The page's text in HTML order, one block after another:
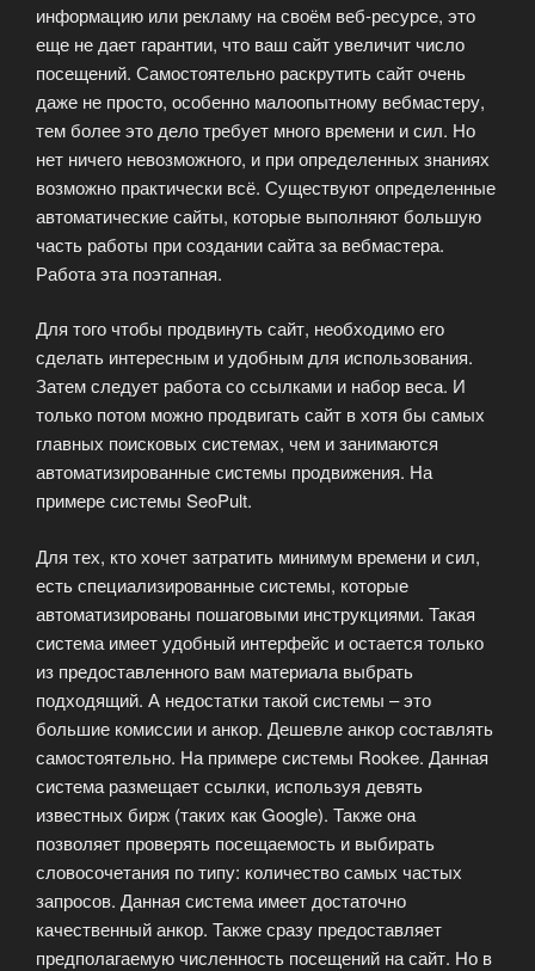
информацию или рекламу на своём веб-ресурсе, это
еще не дает гарантии, что ваш сайт увеличит число
посещений. Самостоятельно раскрутить сайт очень
даже не просто, особенно малоопытному вебмастеру,
тем более это дело требует много времени и сил. Но
нет ничего невозможного, и при определенных знаниях
возможно практически всё. Существуют определенные
автоматические сайты, которые выполняют большую
часть работы при создании сайта за вебмастера.
Работа эта поэтапная.
Для того чтобы продвинуть сайт, необходимо его
сделать интересным и удобным для использования.
Затем следует работа со ссылками и набор веса. И
только потом можно продвигать сайт в хотя бы самых
главных поисковых системах, чем и занимаются
автоматизированные системы продвижения. На
примере системы SeoPult.
Для тех, кто хочет затратить минимум времени и сил,
есть специализированные системы, которые
автоматизированы пошаговыми инструкциями. Такая
система имеет удобный интерфейс и остается только
из предоставленного вам материала выбрать
подходящий. А недостатки такой системы – это
большие комиссии и анкор. Дешевле анкор составлять
самостоятельно. На примере системы Rookee. Данная
система размещает ссылки, используя девять
известных бирж (таких как Google). Также она
позволяет проверять посещаемость и выбирать
словосочетания по типу: количество самых частых
запросов. Данная система имеет достаточно
качественный анкор. Также сразу предоставляет
предполагаемую численность посещений на сайт. Но в